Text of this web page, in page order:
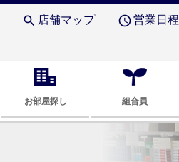
search 店舗マップ access_time営業日程
お部屋探し 組合員